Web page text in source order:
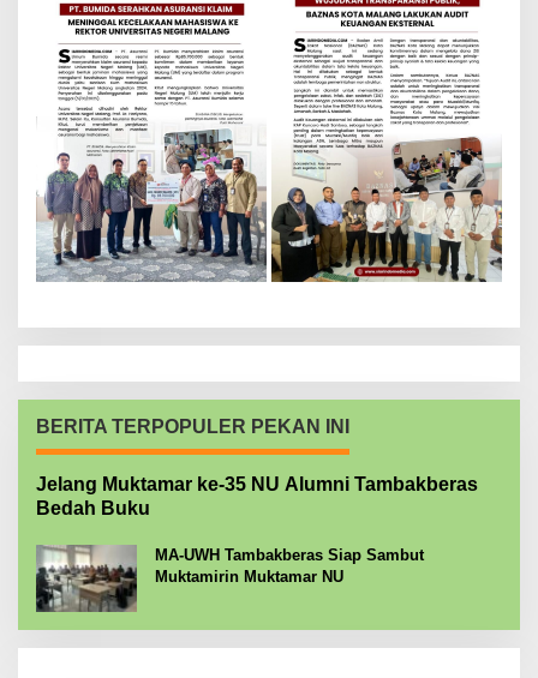
BERITA TERPOPULER PEKAN INI
Jelang Muktamar ke-35 NU Alumni Tambakberas
Bedah Buku
MA-UWH Tambakberas Siap Sambut
Muktamirin Muktamar NU